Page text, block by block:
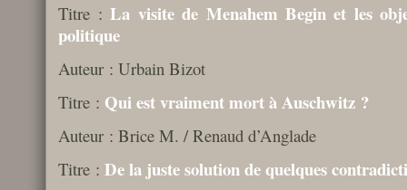
Titre :La visite de Menahem Begin et les
politique
Auteur : Urbain Bizot
Titre : Qui est vraiment mort à Auschwitz ?
Auteur : Brice M. / Renaud d’Anglade
Titre : De la juste solution de quelques